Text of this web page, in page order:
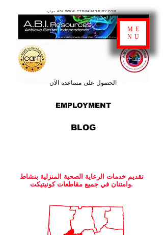
EMPLOYMENT
الحصول على مساعدة الآن
BLOG
موارد ABI WWW.CTBRAININJURY.COM
ME
NU
تقديم خدمات الرعاية الصحية المنزلية بنشاط
وامتنان في جميع مقاطعات كونيتيكت.